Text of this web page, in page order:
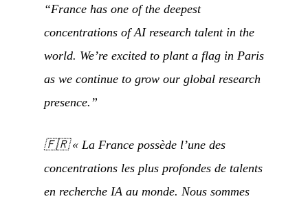
“France has one of the deepest
concentrations of AI research talent in the
world. We’re excited to plant a flag in Paris
as we continue to grow our global research
presence.”
🇫🇷« La France possède l’une des
concentrations les plus profondes de talents
en recherche IA au monde. Nous sommes